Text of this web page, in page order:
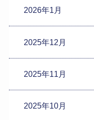
2026年1月
2025年12月
2025年11月
2025年10月